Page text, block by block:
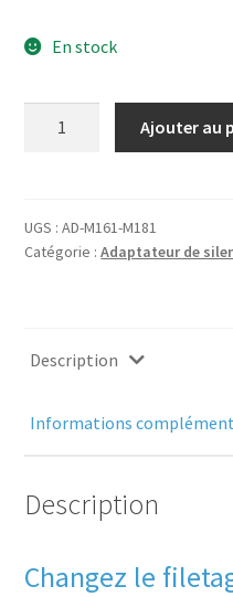
En stock
M16x1
vers
Ajouter au
UGS :AD-M161-M181
Catégorie :Adaptateur de
Description
Informations
Description
Changez le